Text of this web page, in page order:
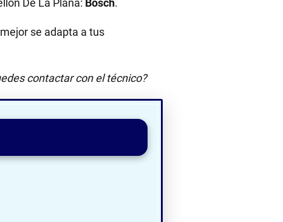
De La Plana: Bosch.
se adapta a tus
contactar con el técnico?